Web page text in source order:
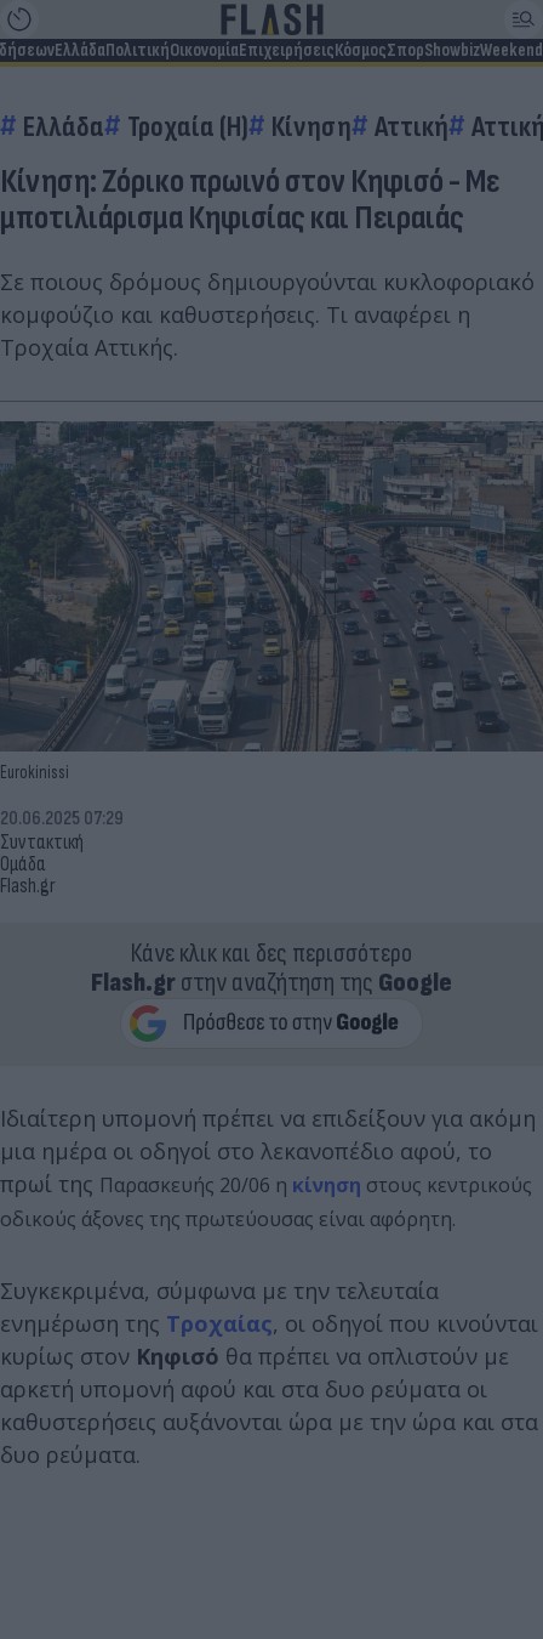
ΕλλάδαΠολιτικήΟικονομίαΕπιχειρήσειςΚόσμοςΣπορShowbizWeekend
Ελλάδα Τροχαία (Η) Κίνηση Αττική
Κίνηση: Ζόρικο πρωινό στον Κηφισό - Με
μποτιλιάρισμα Κηφισίας και Πειραιάς
Σε ποιους δρόμους δημιουργούνται κυκλοφοριακό
κομφούζιο και καθυστερήσεις. Τι αναφέρει η
Τροχαία Αττικής.
Eurokinissi
Συντακτική
Ομάδα
Flash.gr
20.06.2025 07:29
Κάνε κλικ και δες περισσότερο
Flash.grστην αναζήτηση της Google
Ιδιαίτερη υπομονή πρέπει να επιδείξουν για ακόμη
μια ημέρα οι οδηγοί στο λεκανοπέδιο αφού, το
πρωί της Παρασκευής 20/06 η κίνηση στους κεντρικούς
οδικούς άξονες της πρωτεύουσας είναι αφόρητη.
Συγκεκριμένα, σύμφωνα με την τελευταία
ενημέρωση της Τροχαίας, οι οδηγοί που κινούνται
κυρίως στον Κηφισό θα πρέπει να οπλιστούν με
αρκετή υπομονή αφού και στα δυο ρεύματα οι
καθυστερήσεις αυξάνονται ώρα με την ώρα και στα
δυο ρεύματα.